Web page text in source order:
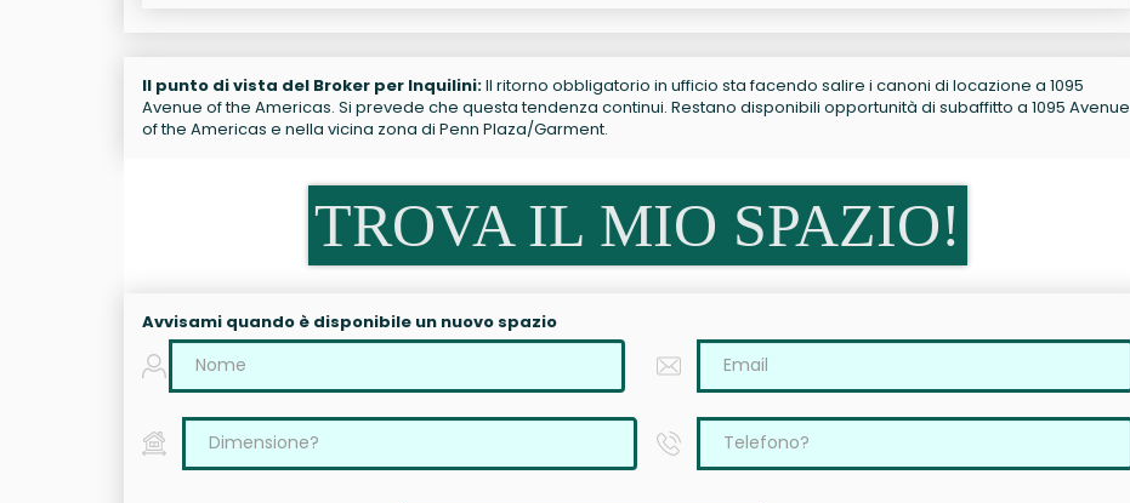
Il punto di vista del Broker per Inquilini:Il ritorno obbligatorio in ufficio sta facendo salire i canoni di locazione a 1095
Avenue of the Americas. Si prevede che questa tendenza continui. Restano disponibili opportunità di subaffitto a 1095 Avenue
of the Americas e nella vicina zona di Penn Plaza/Garment.
TROVA IL MIO SPAZIO!
Avvisami quando è disponibile un nuovo spazio